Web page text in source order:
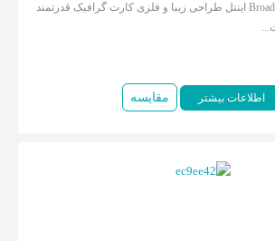
پردازنده نسل پنجم Broadwell اینتل طراحی زیبا و فلزی کارت گرافیک قدرتمند
اطلاعات بیشتر مقایسه